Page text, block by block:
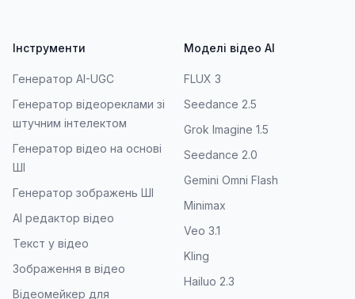
Інструменти
Генератор AI-UGC
Генератор відеореклами зі
штучним інтелектом
Генератор відео на основі
ШІ
Генератор зображень ШІ
AI редактор відео
Текст у відео
Зображення в відео
Відеомейкер для
Моделі відео AI
FLUX 3
Seedance 2.5
Grok Imagine 1.5
Seedance 2.0
Gemini Omni Flash
Minimax
Veo 3.1
Kling
Hailuo 2.3